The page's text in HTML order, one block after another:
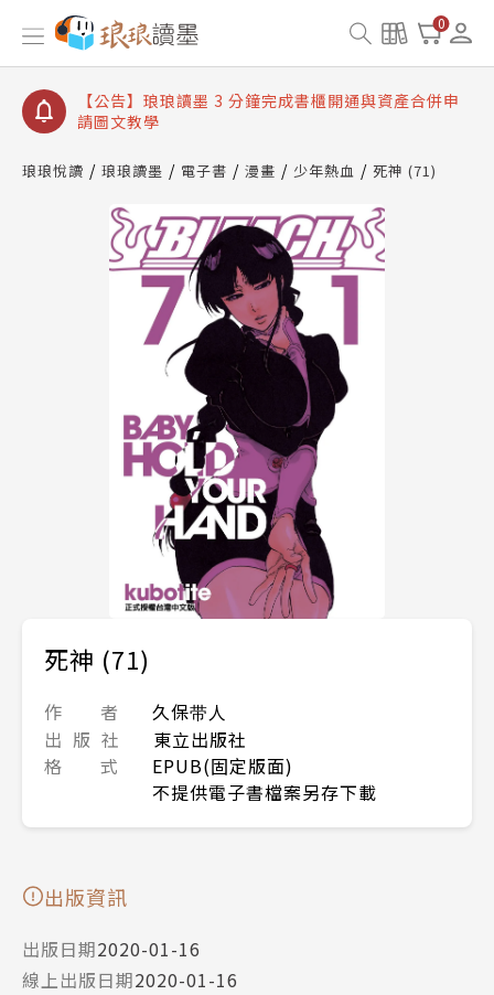
0
【公告】琅琅讀墨數位閱讀資產合併與書櫃開通申請
【公告】琅琅讀墨書櫃開通常見問題
【公告】琅琅讀墨 3 分鐘完成書櫃開通與資產合併申
請圖文教學
查詢
琅琅悅讀 琅琅讀墨 電子書 漫畫 少年熱血 死神 (71)
死神 (71)
作 者
久保带人
出 版 社
東立出版社
格 式
EPUB(固定版面)
不提供電子書檔案另存下載
出版資訊
出版日期2020-01-16
線上出版日期2020-01-16